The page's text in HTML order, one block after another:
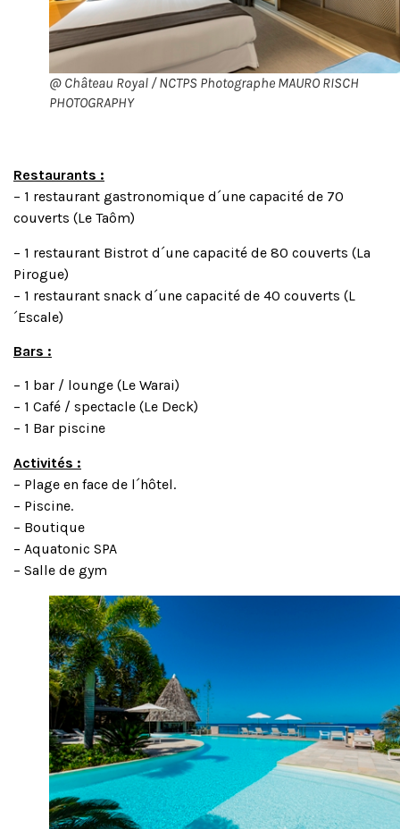
@ Château Royal / NCTPS Photographe MAURO RISCH
PHOTOGRAPHY
Restaurants :
– 1 restaurant gastronomique d´une capacité de 70
couverts (Le Taôm)
– 1 restaurant Bistrot d´une capacité de 80 couverts (La
Pirogue)
– 1 restaurant snack d´une capacité de 40 couverts (L
´Escale)
Bars :
– 1 bar / lounge (Le Warai)
– 1 Café / spectacle (Le Deck)
– 1 Bar piscine
Activités :
– Plage en face de l´hôtel.
– Piscine.
– Boutique
– Aquatonic SPA
– Salle de gym